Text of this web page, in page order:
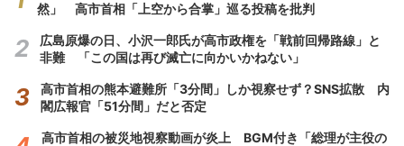
然」 高市首相「上空から合掌」巡る投稿を批判
広島原爆の日、小沢一郎氏が高市政権を「戦前回帰路線」と
非難 「この国は再び滅亡に向かいかねない」
高市首相の熊本避難所「3分間」しか視察せず？SNS拡散 内
閣広報官「51分間」だと否定
高市首相の被災地視察動画が炎上 BGM付き「総理が主役の